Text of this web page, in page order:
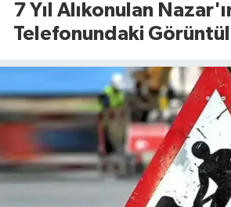
7 Yıl Alıkonulan
Telefonundaki